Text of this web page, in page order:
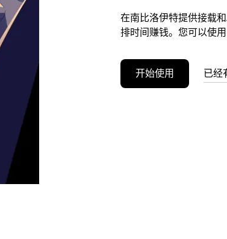
在南比洛伊特提供接载
排时间赚钱。您可以使
开始使用 已经